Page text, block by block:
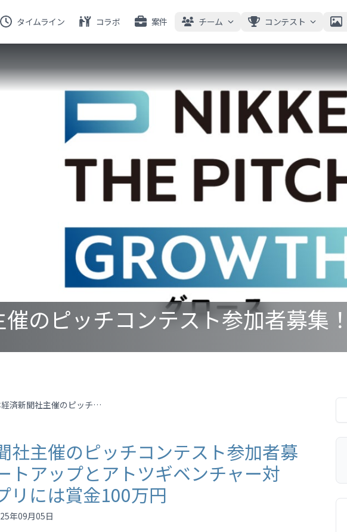
タイムライン コラボ 案件 チーム コンテスト
日本経済新聞社主催のピッチコンテスト参加者募集！ スタートアップとアトツギベンチャー対象、グランプリには賞金100万円
社主催のピッチコンテスト参加者募
アップとアトツギベンチャー対
リには賞金100万円
年09月05日